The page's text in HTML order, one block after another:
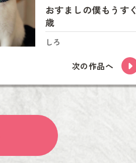
おすましの僕もうす
歳
しろ
次の作品へ